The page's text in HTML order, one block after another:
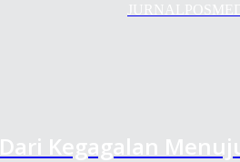
Dari Kegagalan